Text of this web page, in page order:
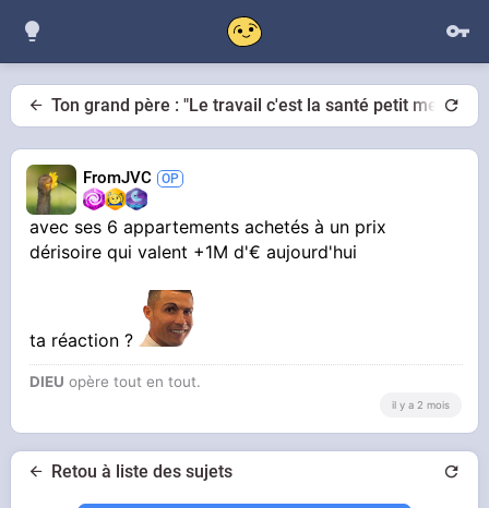
Ton grand père : "Le travail c'est la santé petit merdeux"
FromJVC
avec ses 6 appartements achetés à un prix
dérisoire qui valent +1M d'€ aujourd'hui
ta réaction ?
DIEU opère tout en tout.
il y a 2 mois
Retou à liste des sujets